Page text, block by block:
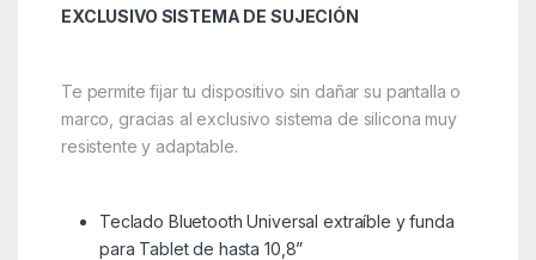
EXCLUSIVO SISTEMA DE SUJECIÓN
Te permite fijar tu dispositivo sin dañar su pantalla o
marco, gracias al exclusivo sistema de silicona muy
resistente y adaptable.
Teclado Bluetooth Universal extraíble y funda
para Tablet de hasta 10,8”